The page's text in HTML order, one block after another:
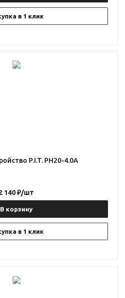
в 1 клик
P.I.T. PH20-4.0A
В корзину
в 1 клик
140₽/шт